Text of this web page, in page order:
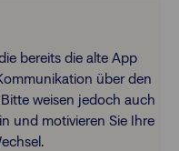
bereits die alte App
über den
weisen jedoch auch
und motivieren Sie Ihre